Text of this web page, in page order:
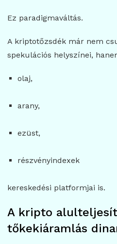
Ez paradigmaváltás.
A kriptotőzsdék már nem
spekulációs helyszínei,
olaj,
arany,
ezüst,
részvényindexek
kereskedési platformjai is.
A kripto
tőkekiáramlás